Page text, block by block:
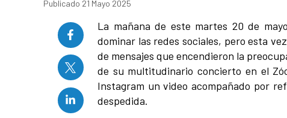
Publicado 21 Mayo 2025
La mañana de este martes 20 de
dominar las redes sociales, pero esta
de mensajes que encendieron la
de su multitudinario concierto en el
Instagram un video acompañado por
despedida.